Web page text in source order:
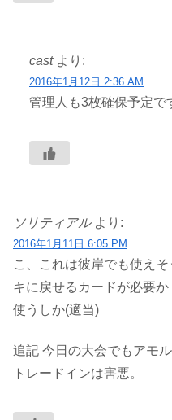
cast より:
2016年1月12日 2:36 AM
管理人も3枚確保予定で
ソリティアル より:
2016年1月11日 6:05 PM
こ、これは彼岸でも使え
キに戻せるカードが必要
使うしか(適当)
追記 今日の大会でもアモ
トレードインは害悪。